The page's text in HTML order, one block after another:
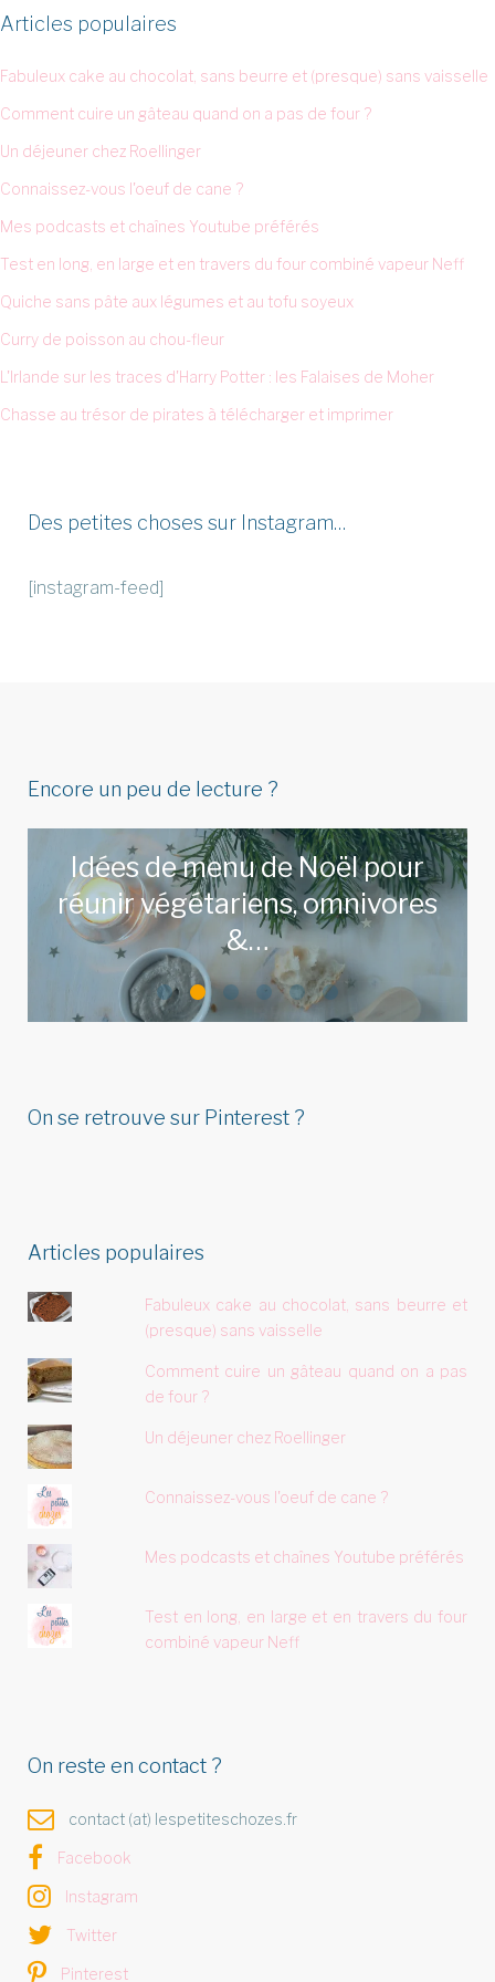
Articles populaires
Fabuleux cake au chocolat, sans beurre et (presque) sans vaisselle
Comment cuire un gâteau quand on a pas de four ?
Un déjeuner chez Roellinger
Connaissez-vous l'oeuf de cane ?
Mes podcasts et chaînes Youtube préférés
Test en long, en large et en travers du four combiné vapeur Neff
Quiche sans pâte aux légumes et au tofu soyeux
Curry de poisson au chou-fleur
L'Irlande sur les traces d'Harry Potter : les Falaises de Moher
Chasse au trésor de pirates à télécharger et imprimer
Des petites choses sur Instagram…
[instagram-feed]
Encore un peu de lecture ?
Idées de menu de Noël pour
réunir végétariens, omnivores
&…
LIRE L'ARTICLE
On se retrouve sur Pinterest ?
Articles populaires
Fabuleux cake au chocolat, sans beurre et
(presque) sans vaisselle
Comment cuire un gâteau quand on a pas
de four ?
Un déjeuner chez Roellinger
Connaissez-vous l'oeuf de cane ?
Mes podcasts et chaînes Youtube préférés
Test en long, en large et en travers du four
combiné vapeur Neff
On reste en contact ?
contact (at) lespetiteschozes.fr
Facebook
Instagram
Twitter
Pinterest